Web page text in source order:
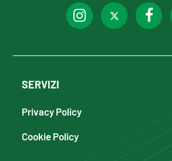
SERVIZI
Privacy Policy
Cookie Policy